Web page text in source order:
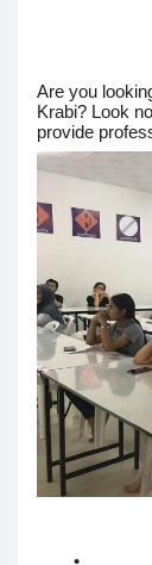
Are you
Krabi? Look
provide